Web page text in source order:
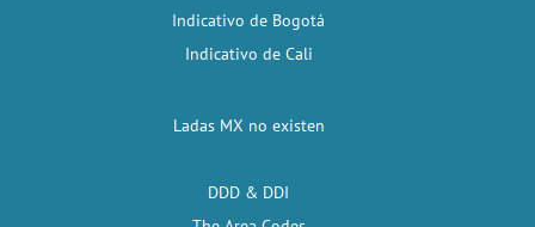
Indicativo de Bogotá
Indicativo de Cali
Ladas MX no existen
DDD & DDI